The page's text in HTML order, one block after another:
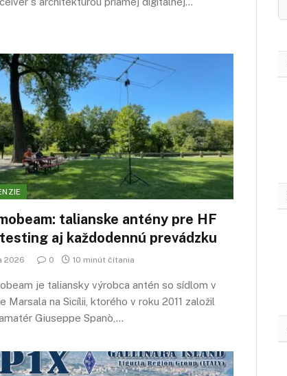
talianske antény pre HF
aj každodennú prevádzku
2026 0 10 minút čítania
je taliansky výrobca antén so sídlom v
Marsala na Sicílii, ktorého v roku 2011 založil
Giuseppe Spanò,…